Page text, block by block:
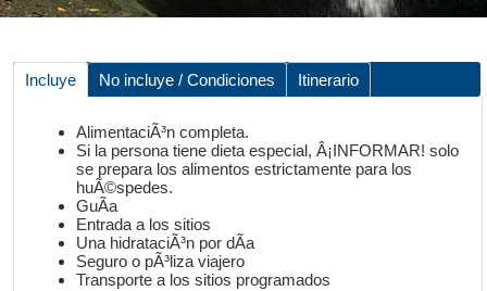
Incluye No incluye / Condiciones Itinerario
AlimentaciÃ³n completa.
Si la persona tiene dieta especial, Â¡INFORMAR! solo
se prepara los alimentos estrictamente para los
huÃ©spedes.
GuÃ­a
Entrada a los sitios
Una hidrataciÃ³n por dÃ­a
Seguro o pÃ³liza viajero
Transporte a los sitios programados